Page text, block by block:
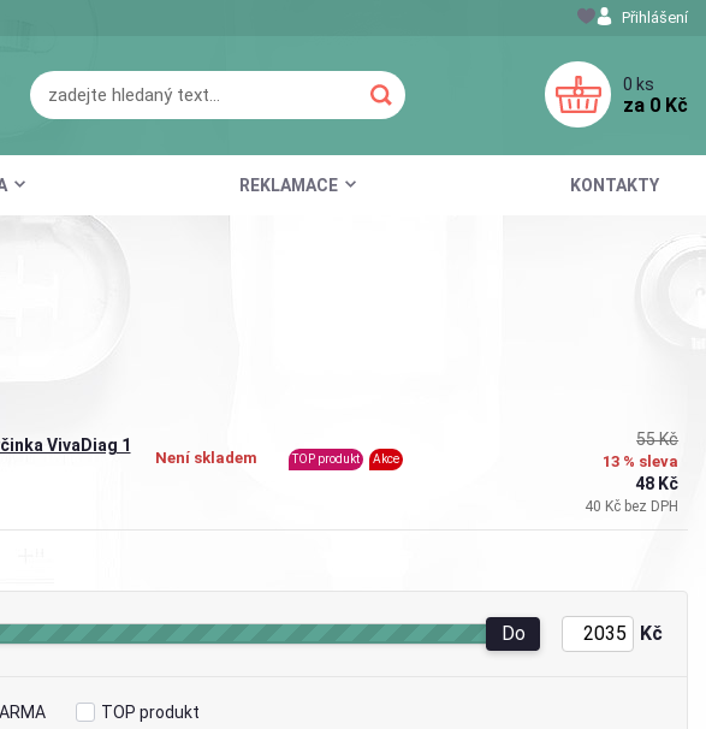
REKLAMACE KONTAKTY
Přihlášení
0 ks
za 0 Kč
VivaDiag 1
Není skladem TOP produkt Akce
55 Kč
13 % sleva
48 Kč
40 Kč bez DPH
Do Kč
TOP produkt